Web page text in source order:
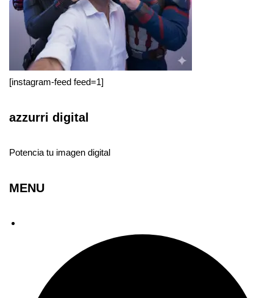
[instagram-feed feed=1]
azzurri digital
Potencia tu imagen digital
MENU